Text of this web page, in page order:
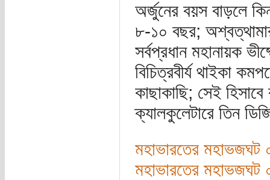
অর্জুনের বয়স বাড়লে
৮-১০ বছর;
সর্বপ্রধান মহানায়ক
বিচিত্রবীর্য থাইকা
কাছাকাছি; সেই
ক্যালকুলেটারে তিন
মহাভারতের মহাভজঘট
মহাভারতের মহাভজঘট